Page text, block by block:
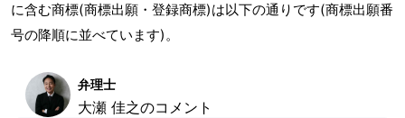
に含む商標(商標出願・登録商標)は以下の通りです(商標出願番
号の降順に並べています)。
弁理士
大瀬 佳之のコメント